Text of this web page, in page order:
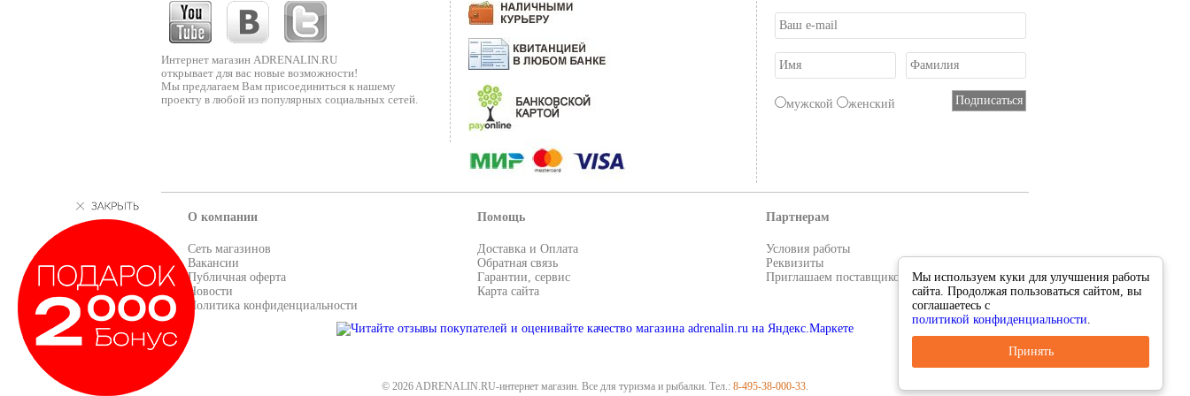
Интернет магазин ADRENALIN.RU
открывает для вас новые возможности!
Мы предлагаем Вам присоединиться к нашему
проекту в любой из популярных социальных сетей.
мужской женский
О компании
Сеть магазинов
Вакансии
Публичная оферта
Новости
Политика конфиденциальности
Помощь
Доставка и Оплата
Обратная связь
Гарантии, сервис
Карта сайта
Партнерам
Условия работы
Реквизиты
Приглашаем поставщиков
© 2026 ADRENALIN.RU-интернет магазин. Все для туризма и рыбалки. Тел.: 8-495-38-000-33.
Мы используем куки для улучшения работы
сайта. Продолжая пользоваться сайтом, вы
соглашаетесь с
политикой конфиденциальности.
Принять